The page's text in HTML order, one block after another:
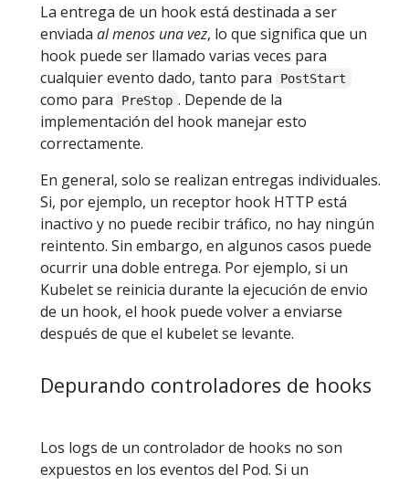
La entrega de un hook está destinada a ser
enviada al menos una vez, lo que significa que un
hook puede ser llamado varias veces para
cualquier evento dado, tanto para
PostStart
como para PreStop . Depende de la
implementación del hook manejar esto
correctamente.
En general, solo se realizan entregas individuales.
Si, por ejemplo, un receptor hook HTTP está
inactivo y no puede recibir tráfico, no hay ningún
reintento. Sin embargo, en algunos casos puede
ocurrir una doble entrega. Por ejemplo, si un
Kubelet se reinicia durante la ejecución de envio
de un hook, el hook puede volver a enviarse
después de que el kubelet se levante.
Depurando controladores de hooks
Los logs de un controlador de hooks no son
expuestos en los eventos del Pod. Si un